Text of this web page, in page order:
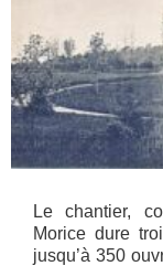
Le chantier,
Morice dure
jusqu’à 350